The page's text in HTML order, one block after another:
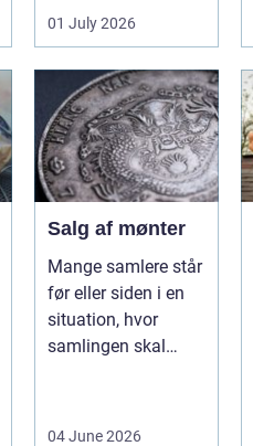
især i badeværelser,
køkkener og andr...
01 July 2026
Salg af mønter
Mange samlere står
før eller siden i en
situation, hvor
samlingen skal
04 June 2026